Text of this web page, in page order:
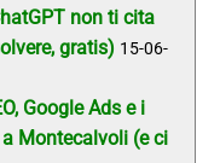
non ti cita
gratis) 15-06-
Google Ads e i
Montecalvoli (e ci